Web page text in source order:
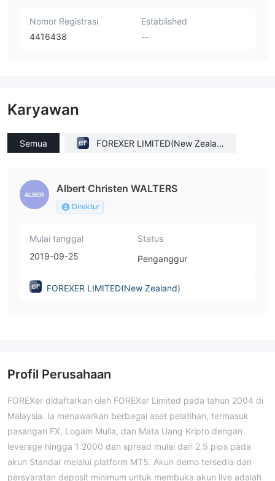
Nomor Registrasi
4416438
Established
--
Karyawan
Semua
FOREXER LIMITED(New Zealan
Albert Christen WALTERS
Direktur
Mulai tanggal
2019-09-25
Status
Penganggur
FOREXER LIMITED(New Zealand)
Profil Perusahaan
FOREXer didaftarkan oleh FOREXer Limited pada tahun 2004 di
Malaysia. Ia menawarkan berbagai aset pelatihan, termasuk
pasangan FX, Logam Mulia, dan Mata Uang Kripto dengan
leverage hingga 1:2000 dan spread mulai dari 2.5 pips pada
akun Standar melalui platform MT5. Akun demo tersedia dan
persyaratan deposit minimum untuk membuka akun live adalah